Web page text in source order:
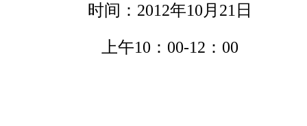
时间：2012年10月21日
上午10：00-12：00